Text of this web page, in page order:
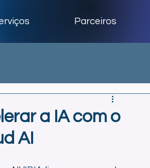
Parceiros
a IA com o
AI